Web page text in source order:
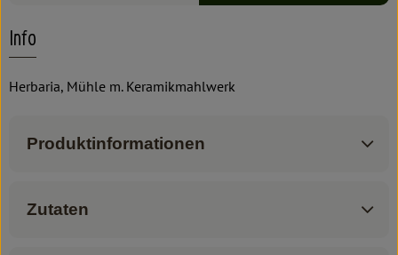
Info
Herbaria, Mühle m. Keramikmahlwerk
Produktinformationen
Zutaten